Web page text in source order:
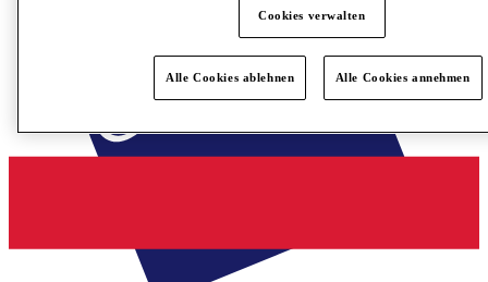
Cookies verwalten
Alle Cookies ablehnen Alle Cookies annehmen